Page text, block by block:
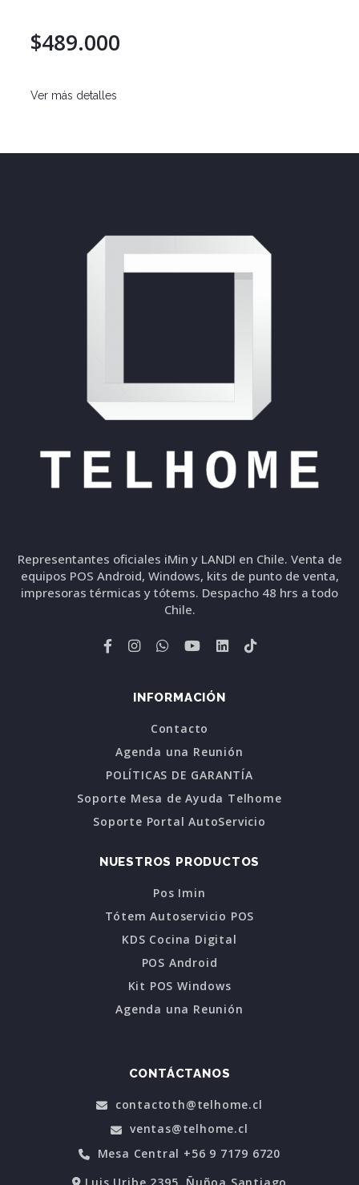
$489.000
Ver más detalles
Representantes oficiales iMin y LANDI en Chile. Venta de
equipos POS Android, Windows, kits de punto de venta,
impresoras térmicas y tótems. Despacho 48 hrs a todo
Chile.
INFORMACIÓN
Contacto
Agenda una Reunión
POLÍTICAS DE GARANTÍA
Soporte Mesa de Ayuda Telhome
Soporte Portal AutoServicio
NUESTROS PRODUCTOS
Pos Imin
Tótem Autoservicio POS
KDS Cocina Digital
POS Android
Kit POS Windows
Agenda una Reunión
CONTÁCTANOS
contactoth@telhome.cl
ventas@telhome.cl
Mesa Central +56 9 7179 6720